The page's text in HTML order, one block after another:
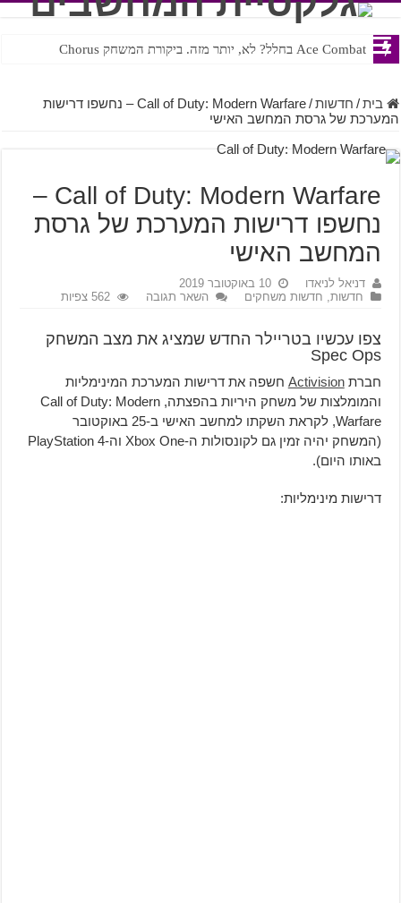
Ace Combat בחלל? לא, יותר מזה. ביקורת המשחק Chorus
Steven Universe והשירים שתורגמו בצורה נוראית לעברית
בית / חדשות /
Call of Duty: Modern Warfare – נחשפו דרישות
המערכת של גרסת המחשב האישי
Call of Duty: Modern Warfare –
נחשפו דרישות המערכת של גרסת
המחשב האישי
דניאל לניאדו
10 באוקטובר 2019
חדשות, חדשות משחקים השאר תגובה 562 צפיות
צפו עכשיו בטריילר החדש שמציג את מצב המשחק
Spec Ops
חברת Activisionחשפה את דרישות המערכת המינימליות
והמומלצות של משחק היריות בהפצתה, Call of Duty: Modern
Warfare, לקראת השקתו למחשב האישי ב-25 באוקטובר
(המשחק יהיה זמין גם לקונסולות ה-Xbox One וה-PlayStation 4
באותו היום).
דרישות מינימליות: